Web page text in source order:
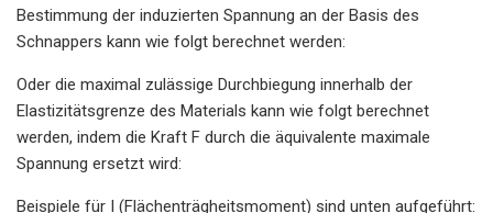
Bestimmung der induzierten Spannung an der Basis des
Schnappers kann wie folgt berechnet werden:
Oder die maximal zulässige Durchbiegung innerhalb der
Elastizitätsgrenze des Materials kann wie folgt berechnet
werden, indem die Kraft F durch die äquivalente maximale
Spannung ersetzt wird:
Beispiele für I (Flächenträgheitsmoment) sind unten aufgeführt: